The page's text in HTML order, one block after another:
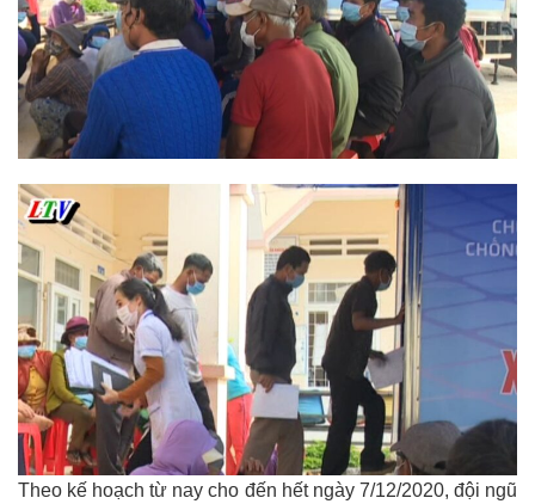
Theo kế hoạch từ nay cho đến hết ngày 7/12/2020, đội ngũ